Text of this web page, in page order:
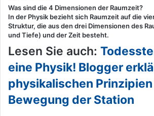
Was sind die 4 Dimensionen der Raumzeit?
In der Physik bezieht sich Raumzeit auf die
Struktur, die aus den drei Dimensionen des
und Tiefe) und der Zeit besteht.
Lesen Sie auch:
eine Physik! Blogger
physikalischen
Bewegung der Station